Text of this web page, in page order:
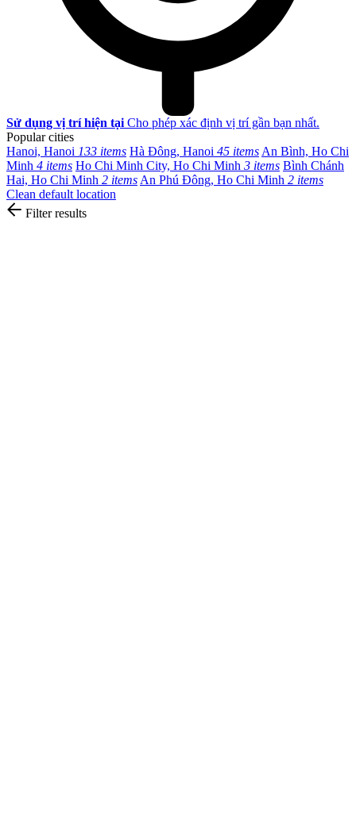
Sử dụng vị trí hiện tại Cho phép xác định vị trí gần bạn nhất.
Popular cities
Hanoi, Hanoi 133 items Hà Đông, Hanoi 45 items An Bình, Ho Chi
Minh 4 items Ho Chi Minh City, Ho Chi Minh 3 items Bình Chánh
Hai, Ho Chi Minh 2 items An Phú Đông, Ho Chi Minh 2 items
Clean default location
Filter results